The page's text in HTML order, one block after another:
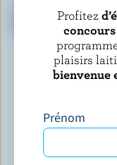
Yogourt brassé
fraise framboise 0%
Profitez
concours
plaisirs
bienvenue
Prénom